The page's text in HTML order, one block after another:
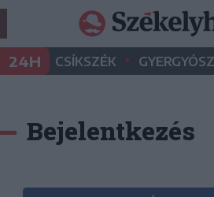
24H CSÍKSZÉK •
Bejelentkezés